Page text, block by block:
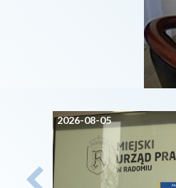
2026-08-05